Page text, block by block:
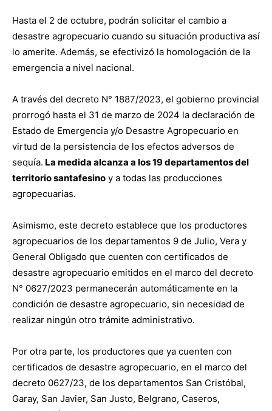
Hasta el 2 de octubre, podrán solicitar el cambio a
desastre agropecuario cuando su situación productiva así
lo amerite. Además, se efectivizó la homologación de la
emergencia a nivel nacional.
A través del decreto N° 1887/2023, el gobierno provincial
prorrogó hasta el 31 de marzo de 2024 la declaración de
Estado de Emergencia y/o Desastre Agropecuario en
virtud de la persistencia de los efectos adversos de
sequía. La medida alcanza a los 19 departamentos del
territorio santafesino y a todas las producciones
agropecuarias.
Asimismo, este decreto establece que los productores
agropecuarios de los departamentos 9 de Julio, Vera y
General Obligado que cuenten con certificados de
desastre agropecuario emitidos en el marco del decreto
N° 0627/2023 permanecerán automáticamente en la
condición de desastre agropecuario, sin necesidad de
realizar ningún otro trámite administrativo.
Por otra parte, los productores que ya cuenten con
certificados de desastre agropecuario, en el marco del
decreto 0627/23, de los departamentos San Cristóbal,
Garay, San Javier, San Justo, Belgrano, Caseros,